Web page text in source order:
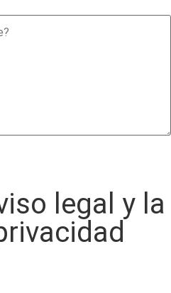
legal y la